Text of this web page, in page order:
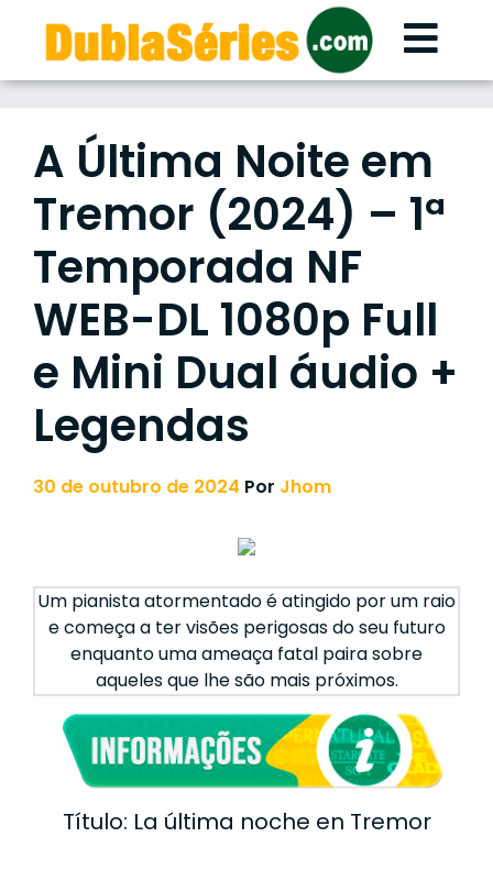
content
A Última Noite em
Tremor (2024) – 1ª
Temporada NF
WEB-DL 1080p Full
e Mini Dual áudio +
Legendas
30 de outubro de 2024 Por Jhom
Um pianista atormentado é atingido por um raio
e começa a ter visões perigosas do seu futuro
enquanto uma ameaça fatal paira sobre
aqueles que lhe são mais próximos.
Título: La última noche en Tremor